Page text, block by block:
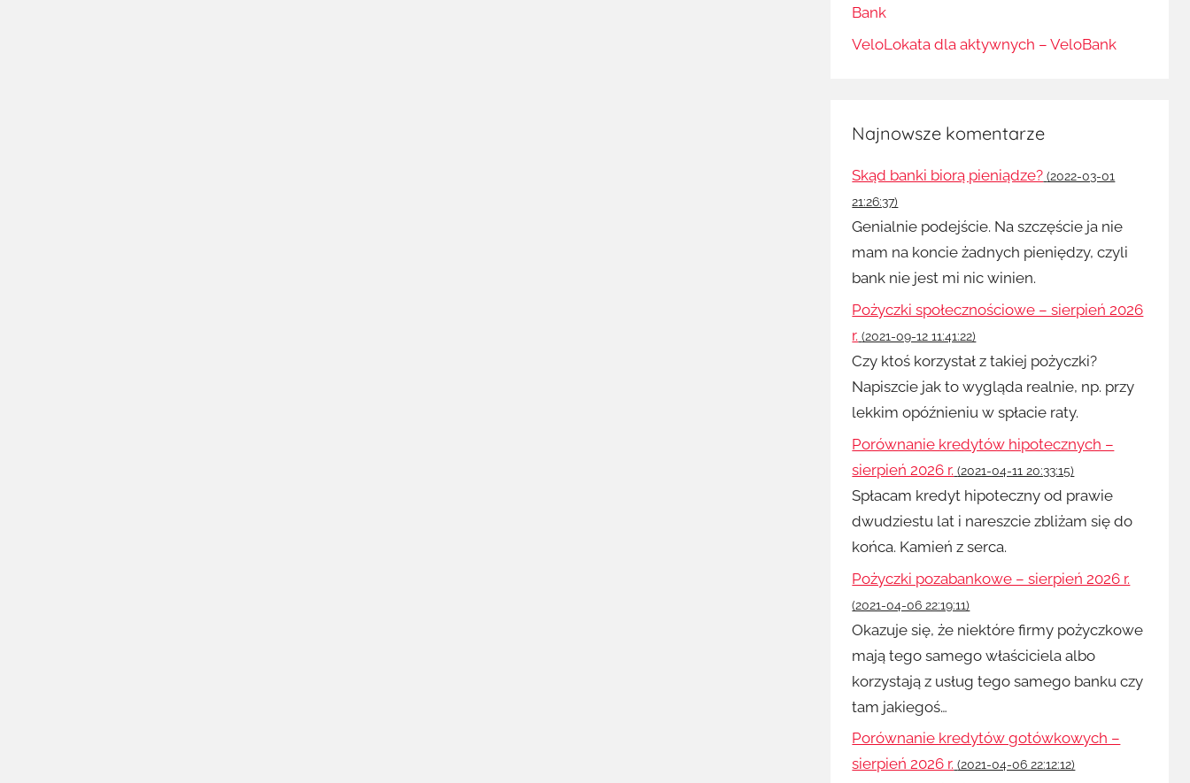
Bank
VeloLokata dla aktywnych – VeloBank
Najnowsze komentarze
Skąd banki biorą pieniądze? (2022-03-01
21:26:37)
Genialnie podejście. Na szczęście ja nie
mam na koncie żadnych pieniędzy, czyli
bank nie jest mi nic winien.
Pożyczki społecznościowe – sierpień 2026
r. (2021-09-12 11:41:22)
Czy ktoś korzystał z takiej pożyczki?
Napiszcie jak to wygląda realnie, np. przy
lekkim opóźnieniu w spłacie raty.
Porównanie kredytów hipotecznych –
sierpień 2026 r. (2021-04-11 20:33:15)
Spłacam kredyt hipoteczny od prawie
dwudziestu lat i nareszcie zbliżam się do
końca. Kamień z serca.
Pożyczki pozabankowe – sierpień 2026 r.
(2021-04-06 22:19:11)
Okazuje się, że niektóre firmy pożyczkowe
mają tego samego właściciela albo
korzystają z usług tego samego banku czy
tam jakiegoś…
Porównanie kredytów gotówkowych –
sierpień 2026 r. (2021-04-06 22:12:12)